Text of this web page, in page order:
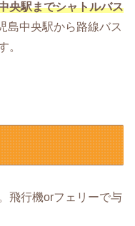
央駅までシャトルバス
島中央駅から路線バス
。
飛行機orフェリーで与